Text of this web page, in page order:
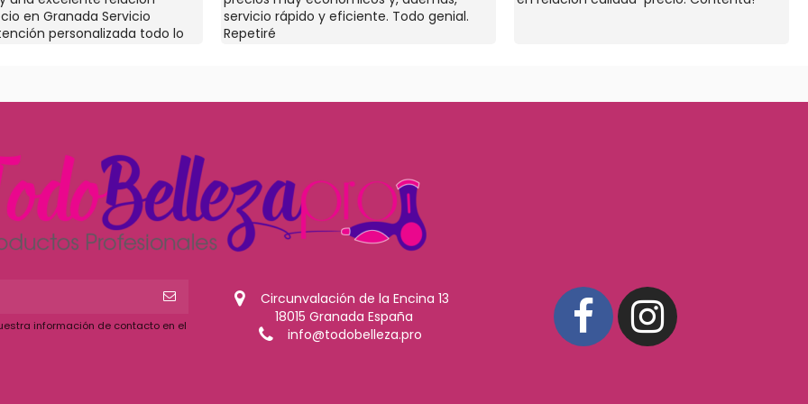
en Granada Servicio
personalizada todo lo
servicio rápido y eficiente. Todo genial.
Repetiré
información de contacto en el
Circunvalación de la Encina 13
18015 Granada España
info@todobelleza.pro